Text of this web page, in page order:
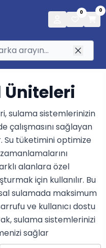
0 0
sulama sistemlerinizin
çalışmasını sağlayan
Su tüketimini optimize
alanlara özel
için kullanılır. Bu
sulamada maksimum
ve kullanıcı dostu
sulama sistemlerinizi
sağlar